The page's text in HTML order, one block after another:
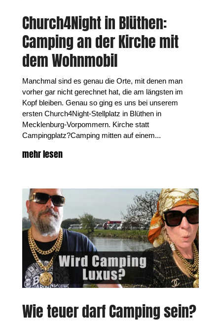
Church4Night in Blüthen:
Camping an der Kirche mit
dem Wohnmobil
Manchmal sind es genau die Orte, mit denen man
vorher gar nicht gerechnet hat, die am längsten im
Kopf bleiben. Genau so ging es uns bei unserem
ersten Church4Night-Stellplatz in Blüthen in
Mecklenburg-Vorpommern. Kirche statt
Campingplatz?Camping mitten auf einem...
mehr lesen
Wie teuer darf Camping sein?